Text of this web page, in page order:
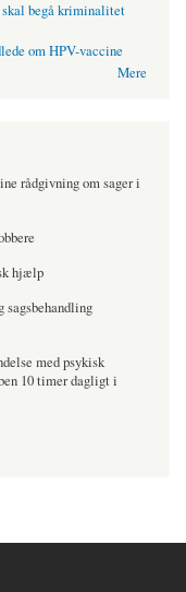
skal begå kriminalitet
om HPV-vaccine
Mere
rådgivning om sager i
hjælp
med psykisk
10 timer dagligt i